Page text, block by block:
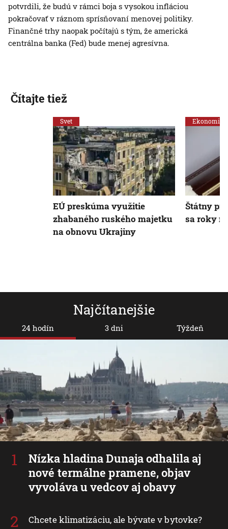
potvrdili, že budú v rámci boja s vysokou infláciou
pokračovať v ráznom sprísňovaní menovej politiky.
Finančné trhy naopak počítajú s tým, že americká
centrálna banka (Fed) bude menej agresívna.
Najčítanejšie
24 hodín
Nízka hladina Dunaja odhalila aj
nové termálne pramene, objav
vyvoláva u vedcov aj obavy
Chcete klimatizáciu, ale bývate v bytovke?
3 dni Týždeň
Čítajte tiež
Svet
EÚ preskúma využitie
zhabaného ruského majetku
na obnovu Ukrajiny
Ekonomika
Štátny
sa roky